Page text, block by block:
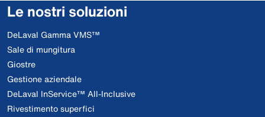
Le nostri soluzioni
DeLaval Gamma VMS™
Sale di mungitura
Giostre
Gestione aziendale
DeLaval InService™ All-Inclusive
Rivestimento superfici